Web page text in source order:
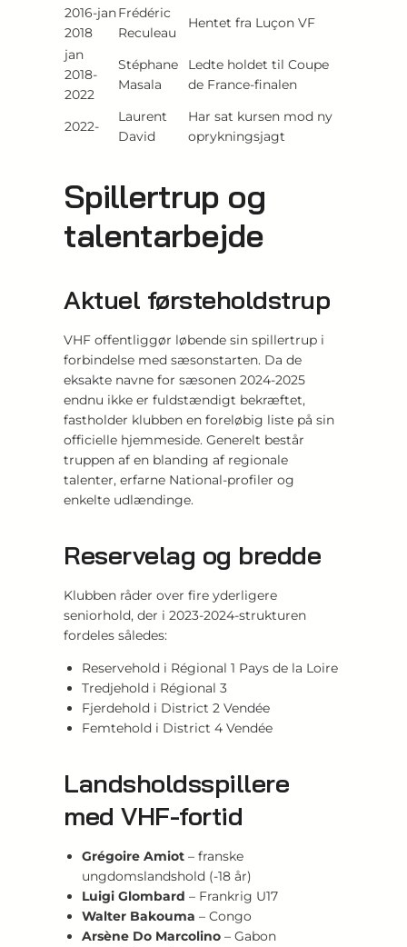
2016-jan
2018
Frédéric
Reculeau
Hentet fra Luçon VF
jan
2018-
2022
Stéphane
Masala
Ledte holdet til Coupe
de France-finalen
2022-
Laurent
David
Har sat kursen mod ny
oprykningsjagt
Spillertrup og
talentarbejde
Aktuel førsteholdstrup
VHF offentliggør løbende sin spillertrup i
forbindelse med sæsonstarten. Da de
eksakte navne for sæsonen 2024-2025
endnu ikke er fuldstændigt bekræftet,
fastholder klubben en foreløbig liste på sin
officielle hjemmeside. Generelt består
truppen af en blanding af regionale
talenter, erfarne National-profiler og
enkelte udlændinge.
Reservelag og bredde
Klubben råder over fire yderligere
seniorhold, der i 2023-2024-strukturen
fordeles således:
Reservehold i Régional 1 Pays de la Loire
Tredjehold i Régional 3
Fjerdehold i District 2 Vendée
Femtehold i District 4 Vendée
Landsholdsspillere
med VHF-fortid
Grégoire Amiot – franske
ungdomslandshold (-18 år)
Luigi Glombard – Frankrig U17
Walter Bakouma – Congo
Arsène Do Marcolino – Gabon